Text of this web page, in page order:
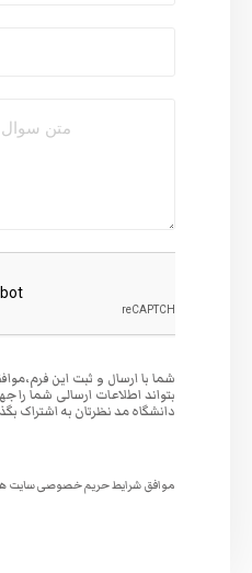
می کنید تا این شرکت
جهت پیگیری و پاسخگویی با
privacy policy